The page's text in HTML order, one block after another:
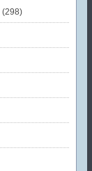
(298)